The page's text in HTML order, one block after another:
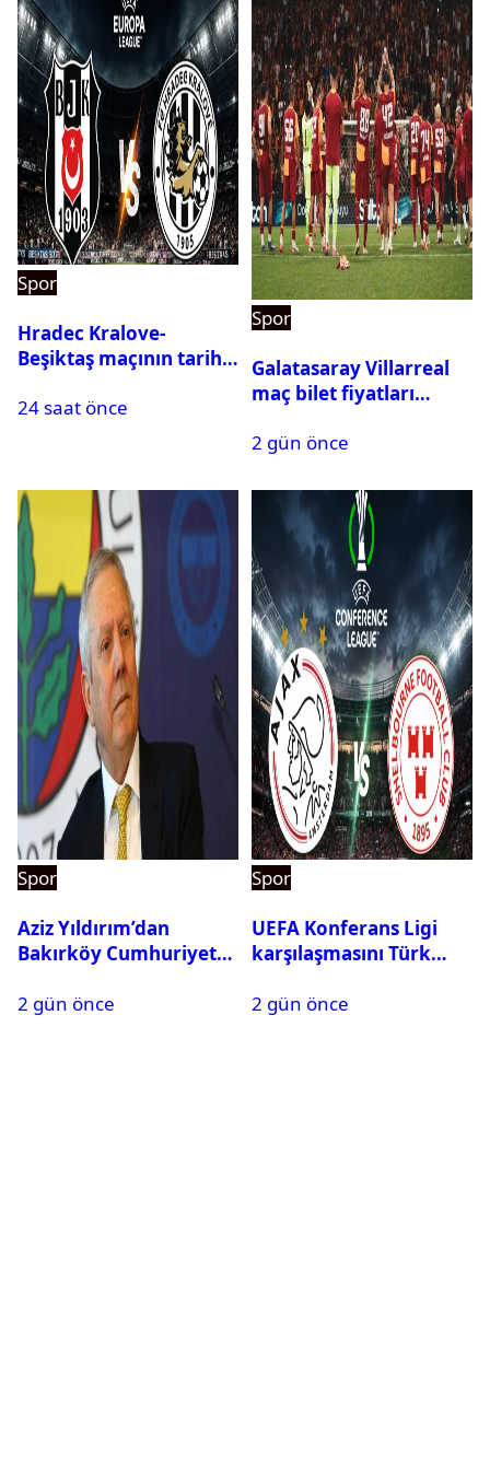
Spor
Hradec Kralove-
Beşiktaş maçının tarihi
24 saat önce
Spor
Galatasaray Villarreal
maç bilet fiyatları
2 gün önce
Spor
Aziz Yıldırım’dan
Bakırköy Cumhuriyet
duyurusu
2 gün önce
Spor
UEFA Konferans Ligi
karşılaşmasını Türk
2 gün önce